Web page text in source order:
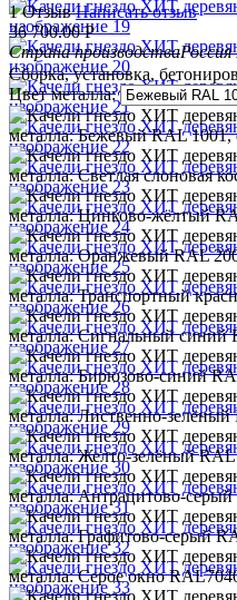
1 Отзыв Написать отзыв
36 700.00 Р
Страна производстваРоссия
Сборка, установка,
Цвет металла: